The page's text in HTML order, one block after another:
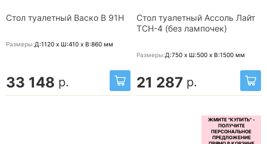
Стол туалетный Васко В 91Н
Размеры:Д:1120 x Ш:410 x В:860 мм
33 148 р.
Стол туалетный Ассоль Лайт
ТСН-4 (без лампочек)
Размеры:Д:750 x Ш:500 x В:1500 мм
21 287 р.